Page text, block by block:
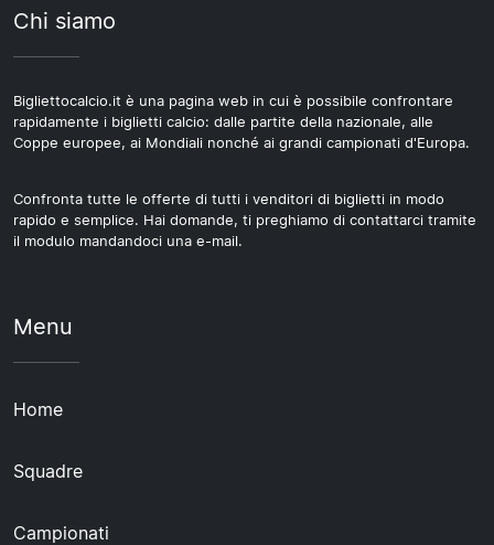
Chi siamo
Bigliettocalcio.it è una pagina web in cui è possibile confrontare
rapidamente i biglietti calcio: dalle partite della nazionale, alle
Coppe europee, ai Mondiali nonché ai grandi campionati d'Europa.
Confronta tutte le offerte di tutti i venditori di biglietti in modo
rapido e semplice. Hai domande, ti preghiamo di contattarci tramite
il modulo mandandoci una e-mail.
Menu
Home
Squadre
Campionati